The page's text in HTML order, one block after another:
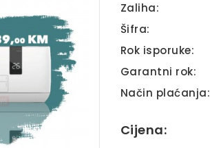
Zaliha:
Šifra:
Rok isporuke:
Garantni rok:
Način plaćanja:
Cijena: